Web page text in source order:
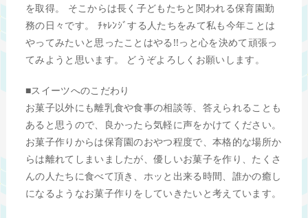
を取得。 そこからは長く子どもたちと関われる保育園勤
務の日々です。 ﾁｬﾚﾝｼﾞする人たちをみて私も今年ことは
やってみたいと思ったことはやる!!っと心を決めて頑張っ
てみようと思います。 どうぞよろしくお願いします。
■スイーツへのこだわり
お菓子以外にも離乳食や食事の相談等、答えられることも
あると思うので、良かったら気軽に声をかけてください。
お菓子作りからは保育園のおやつ程度で、本格的な場所か
らは離れてしまいましたが、優しいお菓子を作り、たくさ
んの人たちに食べて頂き、ホッと出来る時間、誰かの癒し
になるようなお菓子作りをしていきたいと考えています。